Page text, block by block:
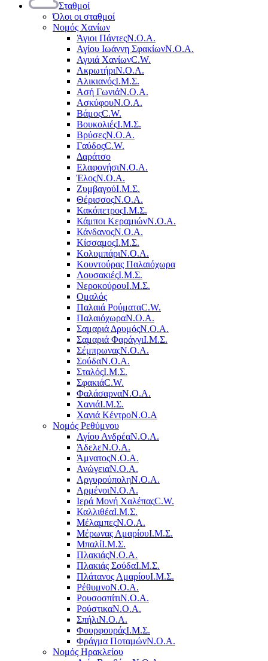
Σταθμοί
Όλοι οι σταθμοί
Νομός Χανίων
Άγιοι ΠάντεςΝ.Ο.Α.
Αγίου Ιωάννη ΣφακίωνΝ.Ο.Α.
Αγυιά ΧανίωνC.W.
ΑκρωτήριΝ.Ο.Α.
ΑλικιανόςΙ.Μ.Σ.
Ασή ΓωνιάΝ.Ο.Α.
ΑσκύφουΝ.Ο.Α.
ΒάμοςC.W.
ΒουκολιέςΙ.Μ.Σ.
ΒρύσεςΝ.Ο.Α.
ΓαύδοςC.W.
Δαράτσο
ΕλαφονήσιΝ.Ο.Α.
ΈλοςΝ.Ο.Α.
ΖυμβαγούΙ.Μ.Σ.
ΘέρισσοςΝ.Ο.Α.
ΚακόπετροςΙ.Μ.Σ.
Κάμποι ΚεραμιώνΝ.Ο.Α.
ΚάνδανοςΝ.Ο.Α.
ΚίσσαμοςΙ.Μ.Σ.
ΚολυμπάριΝ.Ο.Α.
Κουντούρας Παλαιόχωρα
ΛουσακιέςΙ.Μ.Σ.
ΝεροκούρουΙ.Μ.Σ.
Ομαλός
Παλαιά ΡούματαC.W.
ΠαλαιόχωραΝ.Ο.Α.
Σαμαριά ΔρυμόςΝ.Ο.Α.
Σαμαριά ΦαράγγιΙ.Μ.Σ.
ΣέμπρωναςΝ.Ο.Α.
ΣούδαΝ.Ο.Α.
ΣταλόςΙ.Μ.Σ.
ΣφακιάC.W.
ΦαλάσαρναΝ.Ο.Α.
ΧανιάΙ.Μ.Σ.
Χανιά ΚέντροN.O.A
Νομός Ρεθύμνου
Αγίου ΑνδρέαΝ.Ο.Α.
ΆδελεΝ.Ο.Α.
ΆμνατοςΝ.Ο.Α.
ΑνώγειαΝ.Ο.Α.
ΑργυρούποληΝ.Ο.Α.
ΑρμένοιΝ.Ο.Α.
Ιερά Μονή ΧαλέπαςC.W.
ΚαλλιθέαΙ.Μ.Σ.
ΜέλαμπεςΝ.Ο.Α.
Μέρωνας ΑμαρίουΙ.Μ.Σ.
ΜπαλίΙ.Μ.Σ.
ΠλακιάςΝ.Ο.Α.
Πλακιάς ΣούδαΙ.Μ.Σ.
Πλάτανος ΑμαρίουΙ.Μ.Σ.
ΡέθυμνοΝ.Ο.Α.
ΡουσοσπίτιΝ.Ο.Α.
ΡούστικαΝ.Ο.Α.
ΣπήλιΝ.Ο.Α.
ΦουρφουράςΙ.Μ.Σ.
Φράγμα ΠοταμώνΝ.Ο.Α.
Νομός Ηρακλείου